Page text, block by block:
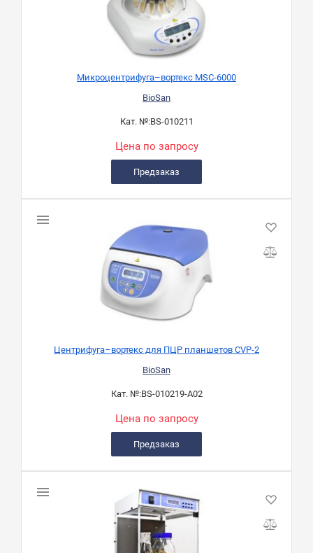
Микроцентрифуга–вортекс MSC-6000
BioSan
Кат. №:BS-010211
Цена по запросу
Предзаказ
Центрифуга–вортекс для ПЦР планшетов CVP-2
BioSan
Кат. №:BS-010219-A02
Цена по запросу
Предзаказ